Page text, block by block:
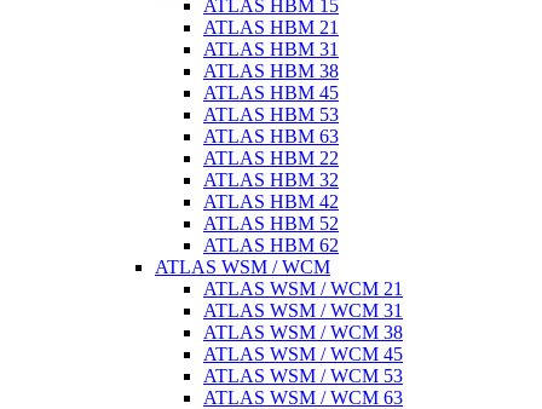
ATLAS HBM 15
ATLAS HBM 21
ATLAS HBM 31
ATLAS HBM 38
ATLAS HBM 45
ATLAS HBM 53
ATLAS HBM 63
ATLAS HBM 22
ATLAS HBM 32
ATLAS HBM 42
ATLAS HBM 52
ATLAS HBM 62
ATLAS WSM / WCM
ATLAS WSM / WCM 21
ATLAS WSM / WCM 31
ATLAS WSM / WCM 38
ATLAS WSM / WCM 45
ATLAS WSM / WCM 53
ATLAS WSM / WCM 63